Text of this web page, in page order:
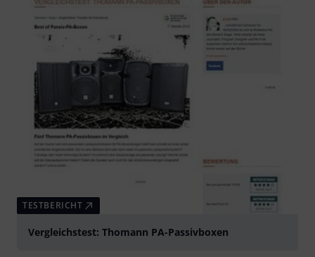
TESTBERICHT
Vergleichstest: Thomann PA-Passivboxen